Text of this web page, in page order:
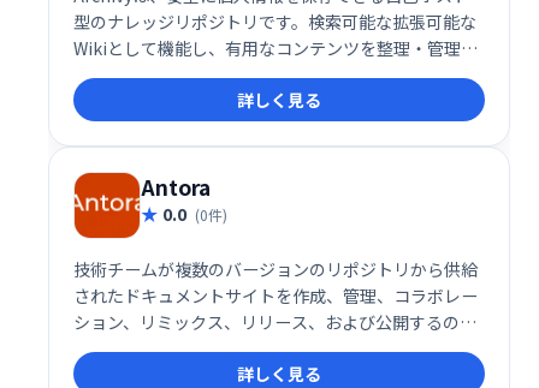
型のナレッジリポジトリです。検索可能な拡張可能な
Wikiとして機能し、有用なコンテンツを整理・管理で
きます。 個人で利用し、知識の蓄積と活用を促進する
ツールとして最適です。詳しく見る
Antora
0.0 (0件)
技術チームが複数のバージョンのリポジトリから供給
されたドキュメントサイトを作成、管理、コラボレー
ション、リミックス、リリース、および公開するのに
役立つAsciidoctorドキュメントツールチェーン。
詳しく見る